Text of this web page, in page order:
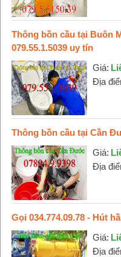
Thông bồn cầu tại Buôn
079.55.1.5039 uy tín
Giá:
Địa
Thông bồn cầu tại Cần
Giá:
Địa
Gọi 034.774.09.78 - Hút
Giá:
Địa